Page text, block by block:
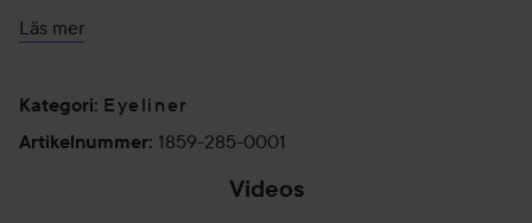
stunden.
Kontrollera tjockleken på strecket genom att trycka
försiktigt med pennan.
Läs mer
Kategori: Eyeliner
Artikelnummer: 1859-285-0001
Videos